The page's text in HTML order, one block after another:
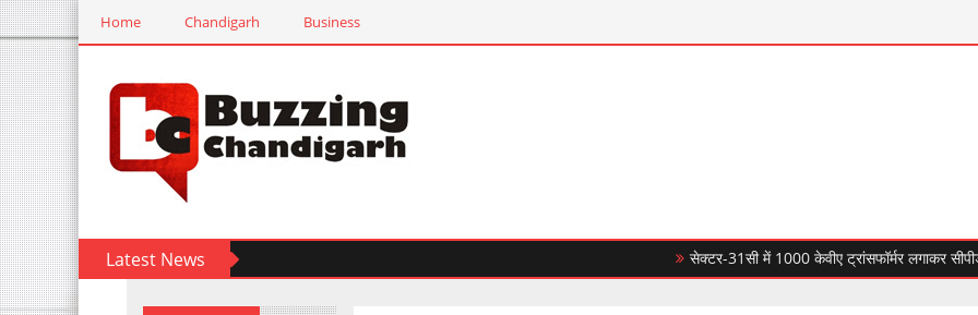
Home Chandigarh Business
Latest News सेक्टर-31सी में 1000 केवीए ट्रांसफॉर्मर लगाकर सीपीडीएल ने